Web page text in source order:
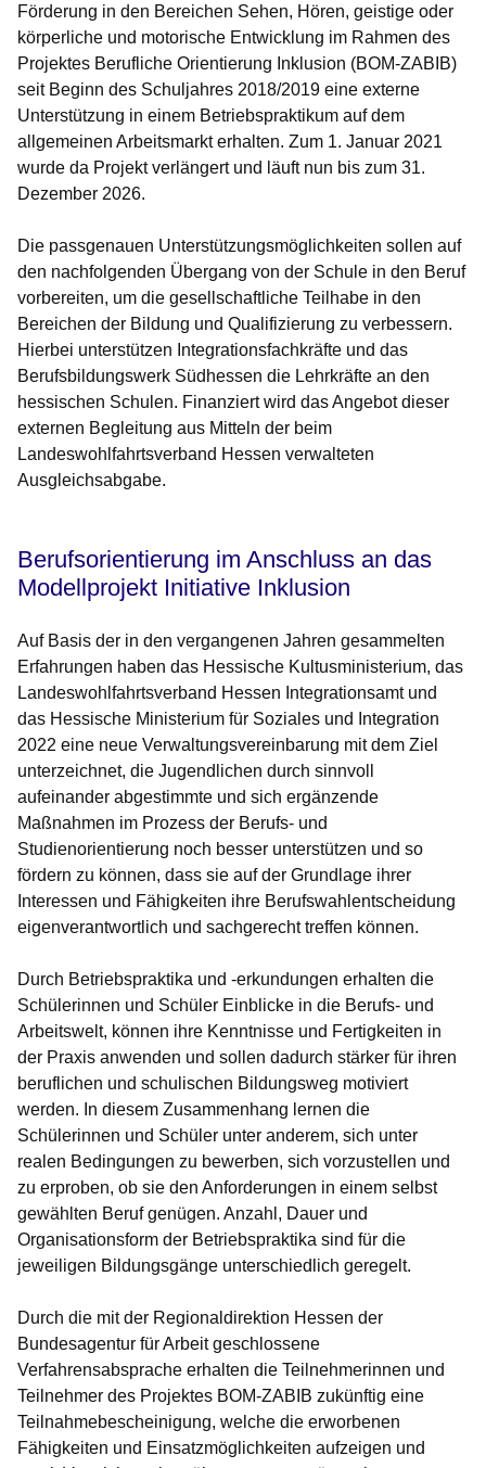
Förderung in den Bereichen Sehen, Hören, geistige oder
körperliche und motorische Entwicklung im Rahmen des
Projektes Berufliche Orientierung Inklusion (BOM-ZABIB)
seit Beginn des Schuljahres 2018/2019 eine externe
Unterstützung in einem Betriebspraktikum auf dem
allgemeinen Arbeitsmarkt erhalten. Zum 1. Januar 2021
wurde da Projekt verlängert und läuft nun bis zum 31.
Dezember 2026.
Die passgenauen Unterstützungsmöglichkeiten sollen auf
den nachfolgenden Übergang von der Schule in den Beruf
vorbereiten, um die gesellschaftliche Teilhabe in den
Bereichen der Bildung und Qualifizierung zu verbessern.
Hierbei unterstützen Integrationsfachkräfte und das
Berufsbildungswerk Südhessen die Lehrkräfte an den
hessischen Schulen. Finanziert wird das Angebot dieser
externen Begleitung aus Mitteln der beim
Landeswohlfahrtsverband Hessen verwalteten
Ausgleichsabgabe.
Berufsorientierung im Anschluss an das
Modellprojekt Initiative Inklusion
Auf Basis der in den vergangenen Jahren gesammelten
Erfahrungen haben das Hessische Kultusministerium, das
Landeswohlfahrtsverband Hessen Integrationsamt und
das Hessische Ministerium für Soziales und Integration
2022 eine neue Verwaltungsvereinbarung mit dem Ziel
unterzeichnet, die Jugendlichen durch sinnvoll
aufeinander abgestimmte und sich ergänzende
Maßnahmen im Prozess der Berufs- und
Studienorientierung noch besser unterstützen und so
fördern zu können, dass sie auf der Grundlage ihrer
Interessen und Fähigkeiten ihre Berufswahlentscheidung
eigenverantwortlich und sachgerecht treffen können.
Durch Betriebspraktika und -erkundungen erhalten die
Schülerinnen und Schüler Einblicke in die Berufs- und
Arbeitswelt, können ihre Kenntnisse und Fertigkeiten in
der Praxis anwenden und sollen dadurch stärker für ihren
beruflichen und schulischen Bildungsweg motiviert
werden. In diesem Zusammenhang lernen die
Schülerinnen und Schüler unter anderem, sich unter
realen Bedingungen zu bewerben, sich vorzustellen und
zu erproben, ob sie den Anforderungen in einem selbst
gewählten Beruf genügen. Anzahl, Dauer und
Organisationsform der Betriebspraktika sind für die
jeweiligen Bildungsgänge unterschiedlich geregelt.
Durch die mit der Regionaldirektion Hessen der
Bundesagentur für Arbeit geschlossene
Verfahrensabsprache erhalten die Teilnehmerinnen und
Teilnehmer des Projektes BOM-ZABIB zukünftig eine
Teilnahmebescheinigung, welche die erworbenen
Fähigkeiten und Einsatzmöglichkeiten aufzeigen und